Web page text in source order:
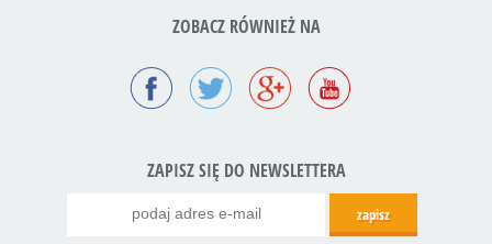
ZOBACZ RÓWNIEŻ NA
ZAPISZ SIĘ DO NEWSLETTERA